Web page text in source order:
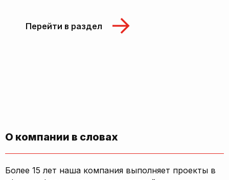
Перейти в раздел
О компании в словах
Более 15 лет наша компания выполняет проекты в